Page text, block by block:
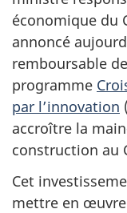
économique du
annoncé
remboursable
programme
par l’innovation
accroître la
construction au
Cet
mettre en